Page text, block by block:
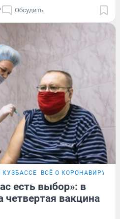
Обсудить
ВСЁ О КОРОНАВИРУСЕ
есть выбор»: в
четвертая вакцина